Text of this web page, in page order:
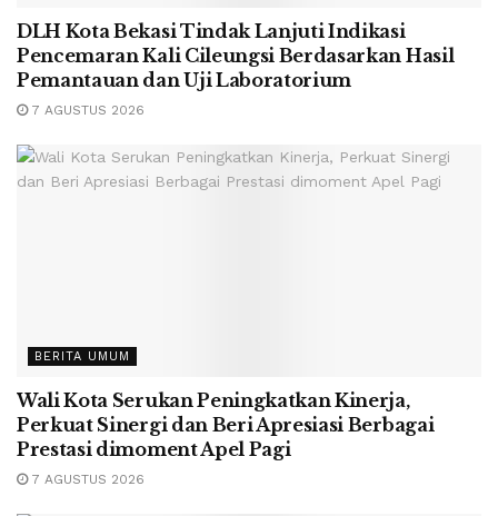
DLH Kota Bekasi Tindak Lanjuti Indikasi
Pencemaran Kali Cileungsi Berdasarkan Hasil
Pemantauan dan Uji Laboratorium
7 AGUSTUS 2026
BERITA UMUM
Wali Kota Serukan Peningkatkan Kinerja,
Perkuat Sinergi dan Beri Apresiasi Berbagai
Prestasi dimoment Apel Pagi
7 AGUSTUS 2026